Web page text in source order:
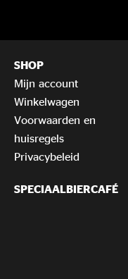
SHOP
Mijn account
Winkelwagen
Voorwaarden en
huisregels
Privacybeleid
SPECIAALBIERCAFÉ